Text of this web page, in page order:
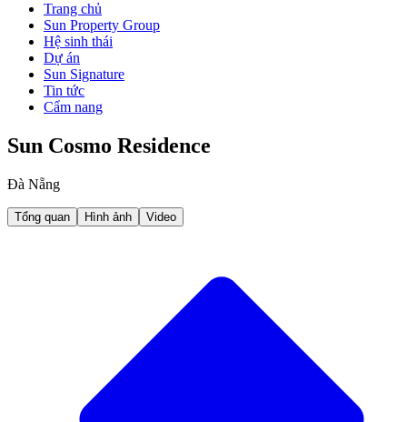
Trang chủ
Sun Property Group
Hệ sinh thái
Dự án
Sun Signature
Tin tức
Cẩm nang
Sun Cosmo Residence
Đà Nẵng
Tổng quan Hình ảnh Video